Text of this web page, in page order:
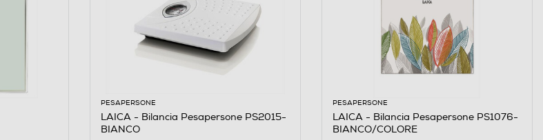
PESAPERSONE
LAICA - Bilancia Pesapersone PS2015-
BIANCO
PESAPERSONE
LAICA - Bilancia Pesapersone PS1076-
BIANCO/COLORE